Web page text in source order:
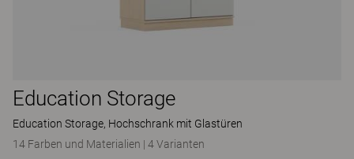
Education Storage
Education Storage, Hochschrank mit Glastüren
14 Farben und Materialien | 4 Varianten